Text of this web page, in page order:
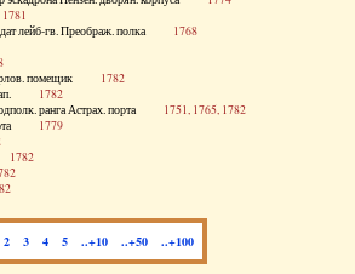
1781
лейб-гв. Преображ. полка 1768
помещик 1782
1782
ранга Астрах. порта 1751, 1765, 1782
1779
1782
2 3 4 5 ..+10 ..+50 ..+100